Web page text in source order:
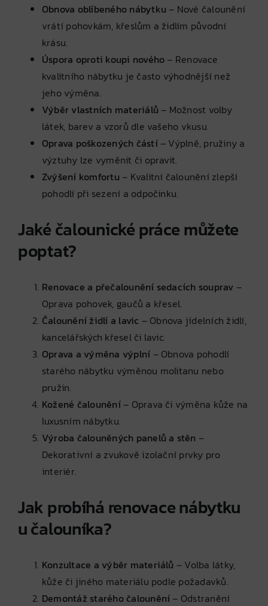
Obnova oblíbeného nábytku – Nové čalounění
vrátí pohovkám, křeslům a židlím původní
krásu.
Úspora oproti koupi nového – Renovace
kvalitního nábytku je často výhodnější než
jeho výměna.
Výběr vlastních materiálů – Možnost volby
látek, barev a vzorů dle vašeho vkusu.
Oprava poškozených částí– Výplně, pružiny a
výztuhy lze vyměnit či opravit.
Zvýšení komfortu – Kvalitní čalounění zlepší
pohodlí při sezení a odpočinku.
Jaké čalounické práce můžete
poptat?
Renovace a přečalounění sedacích souprav –
Oprava pohovek, gaučů a křesel.
Čalounění židlí a lavic – Obnova jídelních židlí,
kancelářských křesel či lavic.
Oprava a výměna výplní – Obnova pohodlí
starého nábytku výměnou molitanu nebo
pružin.
Kožené čalounění– Oprava či výměna kůže na
luxusním nábytku.
Výroba čalouněných panelů a stěn –
Dekorativní a zvukově izolační prvky pro
interiér.
Jak probíhá renovace nábytku
u čalouníka?
Konzultace a výběr materiálů – Volba látky,
kůže či jiného materiálu podle požadavků.
Demontáž starého čalounění – Odstranění